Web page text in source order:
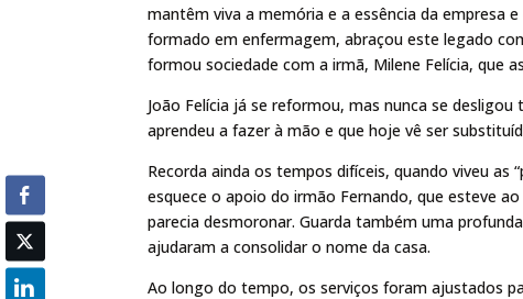
mantêm viva a memória e a essência da empresa
formado em enfermagem, abraçou este legado
formou sociedade com a irmã, Milene Felícia, que
João Felícia já se reformou, mas nunca se
aprendeu a fazer à mão e que hoje vê ser
Recorda ainda os tempos difíceis, quando viveu
esquece o apoio do irmão Fernando, que esteve
parecia desmoronar. Guarda também uma
ajudaram a consolidar o nome da casa.
Ao longo do tempo, os serviços foram ajustados